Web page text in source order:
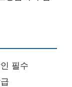
필수